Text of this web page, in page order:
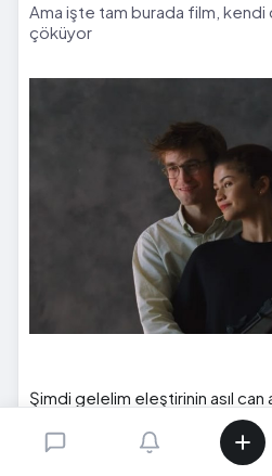
Ama işte tam burada film,
çöküyor
Şimdi gelelim eleştirinin asıl can
Drama parlak bir öncül kuruyor
taşıyabileceği ağırlığı taşımıyor.